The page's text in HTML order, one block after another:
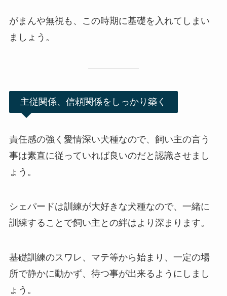
がまんや無視も、この時期に基礎を入れてしまい
ましょう。
主従関係、信頼関係をしっかり築く
責任感の強く愛情深い犬種なので、飼い主の言う
事は素直に従っていれば良いのだと認識させまし
ょう。
シェパードは訓練が大好きな犬種なので、一緒に
訓練することで飼い主との絆はより深まります。
基礎訓練のスワレ、マテ等から始まり、一定の場
所で静かに動かず、待つ事が出来るようにしまし
ょう。